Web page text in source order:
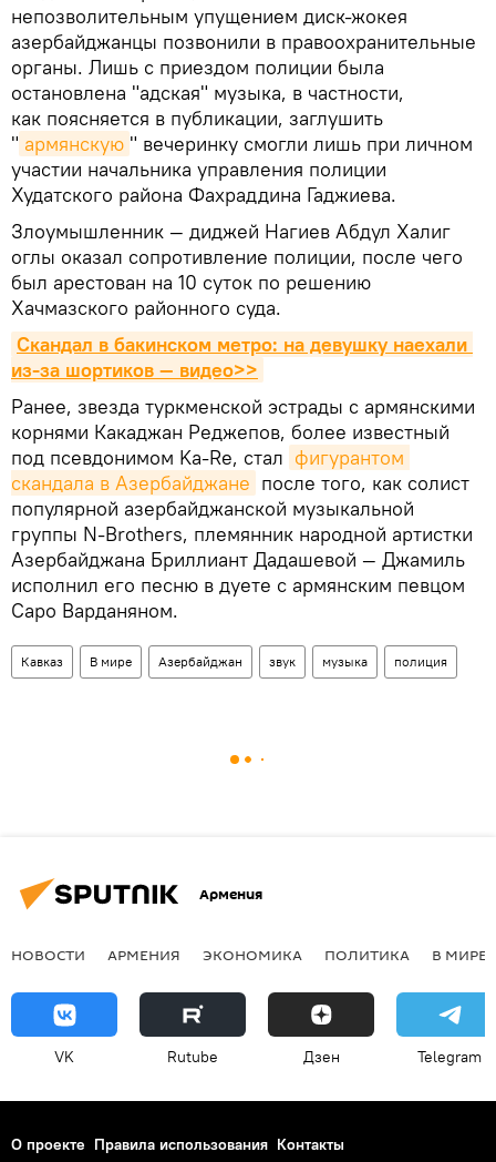
непозволительным упущением диск-жокея
азербайджанцы позвонили в правоохранительные
органы. Лишь с приездом полиции была
остановлена "адская" музыка, в частности,
как поясняется в публикации, заглушить
" армянскую " вечеринку смогли лишь при личном
участии начальника управления полиции
Худатского района Фахраддина Гаджиева.
Злоумышленник — диджей Нагиев Абдул Халиг
оглы оказал сопротивление полиции, после чего
был арестован на 10 суток по решению
Хачмазского районного суда.
Скандал в бакинском метро: на девушку наехали
из-за шортиков — видео>>
Ранее, звезда туркменской эстрады с армянскими
корнями Какаджан Реджепов, более известный
под псевдонимом Ka-Re, стал фигурантом
скандала в Азербайджане после того, как солист
популярной азербайджанской музыкальной
группы N-Brothers, племянник народной артистки
Азербайджана Бриллиант Дадашевой — Джамиль
исполнил его песню в дуете с армянским певцом
Саро Варданяном.
Кавказ В мире Азербайджан звук музыка полиция
Армения
НОВОСТИ АРМЕНИЯ ЭКОНОМИКА ПОЛИТИКА В МИРЕ
VK Rutube Дзен Telegram
О проекте Правила использования Контакты